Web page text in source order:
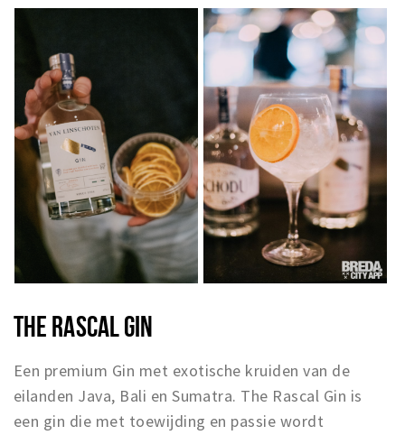
THE RASCAL GIN
Een premium Gin met exotische kruiden van de
eilanden Java, Bali en Sumatra. The Rascal Gin is
een gin die met toewijding en passie wordt